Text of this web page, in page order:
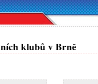
klubů v Brně